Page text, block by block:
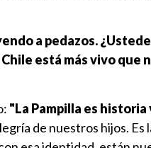
a pedazos.
Chile está más vivo que
"La Pampilla es historia
de nuestros hijos. Es